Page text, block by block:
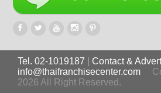
Tel. 02-1019187
Contact &
info@thaifranchisecenter.com
2026 All Right Reserved.